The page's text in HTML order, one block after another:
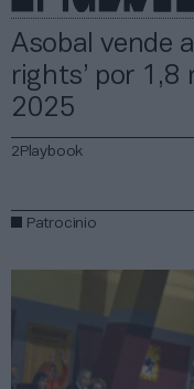
Asobal vende
rights’ por 1,8
2025
2Playbook
Patrocinio